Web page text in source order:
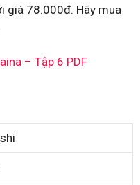
giá 78.000đ. Hãy mua
– Tập 6 PDF